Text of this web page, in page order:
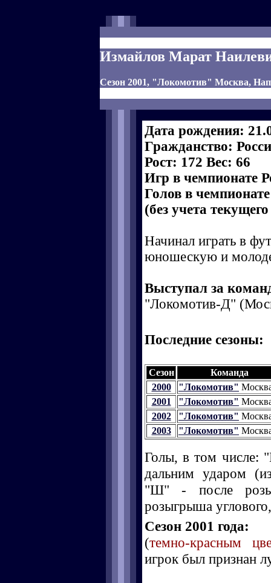
Измайлов Марат
Сезон 2001, "Локомотив" Москва,
Дата рождения:
Гражданство:
Рост: 172 Вес: 66
Игр в чемпионате
Голов в
(без учета
Начинал играть в
юношескую и
Выступал за
"Локомотив-Д"
Последние сезоны:
Сезон
Команда
2000
"Локомотив"
2001
"Локомотив"
2002
"Локомотив"
2003
"Локомотив"
Голы, в том числе:
дальним ударом
"Ш" - после
розыгрыша
Сезон 2001 года:
(темно-красным
игрок был признан